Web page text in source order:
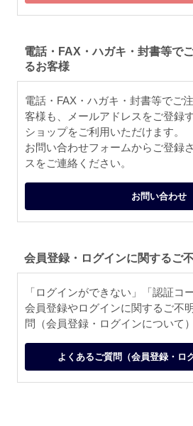
電話・FAX・ハガキ・封書等で
るお客様
電話・FAX・ハガキ・封書等でご
客様も、メールアドレスをご登録
ショップをご利用いただけます。
お問い合わせフォームからご登録
スをご連絡ください。
お問い合わせ
会員登録・ログインに関するご
「ログインができない」「認証コ
会員登録やログインに関するご不
問（会員登録・ログインについて
よくあるご質問（会員登録・ロ